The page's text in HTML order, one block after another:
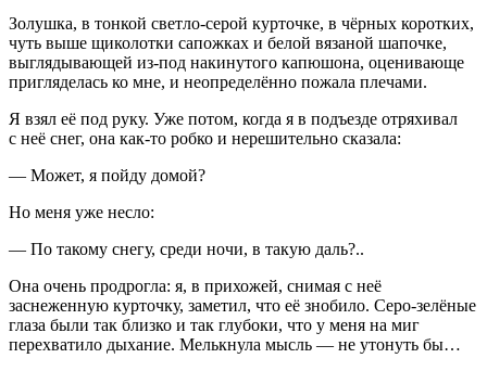
Золушка, в тонкой светло-серой курточке, в чёрных коротких,
чуть выше щиколотки сапожках и белой вязаной шапочке,
выглядывающей из-под накинутого капюшона, оценивающе
пригляделась ко мне, и неопределённо пожала плечами.
Я взял её под руку. Уже потом, когда я в подъезде отряхивал
с неё снег, она как-то робко и нерешительно сказала:
— Может, я пойду домой?
Но меня уже несло:
— По такому снегу, среди ночи, в такую даль?..
Она очень продрогла: я, в прихожей, снимая с неё
заснеженную курточку, заметил, что её знобило. Серо-зелёные
глаза были так близко и так глубоки, что у меня на миг
перехватило дыхание. Мелькнула мысль — не утонуть бы…